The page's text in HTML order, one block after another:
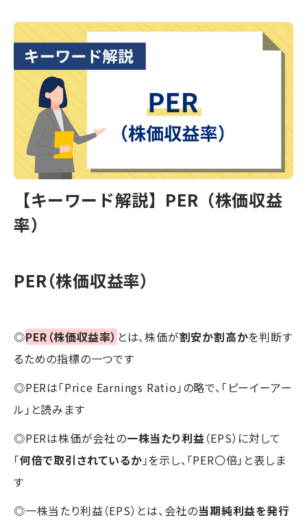
【キーワード解説】PER（株価収益
率）
PER（株価収益率）
◎PER（株価収益率） とは、株価が割安か割高かを判断す
るための指標の一つです
◎PERは「Price Earnings Ratio」の略で、「ピーイーアー
ル」と読みます
◎PERは株価が会社の一株当たり利益（EPS）に対して
「何倍で取引されているか 」を示し、「PER〇倍」と表しま
す
◎一株当たり利益（EPS）とは、会社の当期純利益を発行